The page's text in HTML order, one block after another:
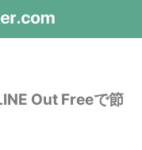
Out Freeで節